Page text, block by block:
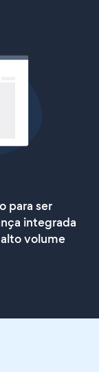
para ser
integrada
volume